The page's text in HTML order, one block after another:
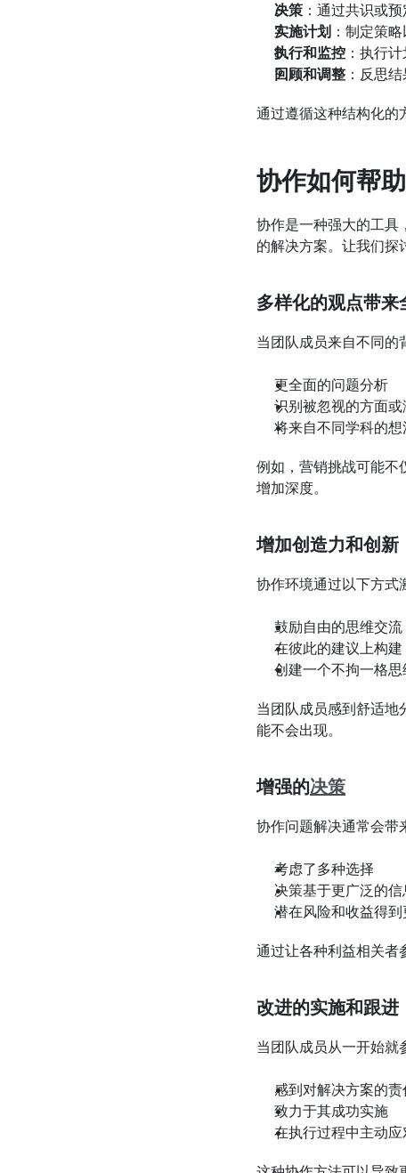
决策 ：通过共识或
实施计划 ：制定策
执行和监控 ：执行
回顾和调整 ：反思
通过遵循这种结构化的
协作如何帮
协作是一种强大的工具
的解决方案。让我们探
多样化的观点带来
当团队成员来自不同的
更全面的问题分析
识别被忽视的方面
将来自不同学科的
例如，营销挑战可能不
增加深度。
增加创造力和创新
协作环境通过以下方式
鼓励自由的思维交流
在彼此的建议上构建
创建一个不拘一格
当团队成员感到舒适地
能不会出现。
增强的决策
协作问题解决通常会带
考虑了多种选择
决策基于更广泛的
潜在风险和收益得
通过让各种利益相关者
改进的实施和跟进
当团队成员从一开始就
感到对解决方案的责
致力于其成功实施
在执行过程中主动